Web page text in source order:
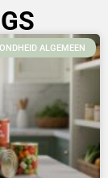
ALGEMEEN